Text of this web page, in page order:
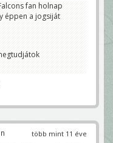
fan holnap
éppen a jogsiját
több mint 11 éve